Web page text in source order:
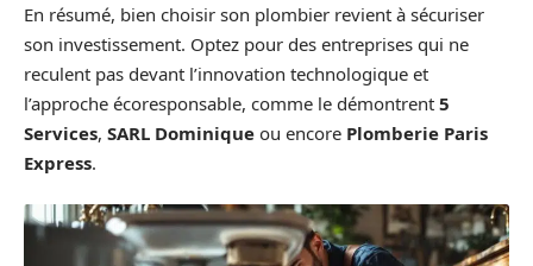
En résumé, bien choisir son plombier revient à sécuriser
son investissement. Optez pour des entreprises qui ne
reculent pas devant l’innovation technologique et
l’approche écoresponsable, comme le démontrent 5
Services, SARL Dominique ou encore Plomberie Paris
Express.